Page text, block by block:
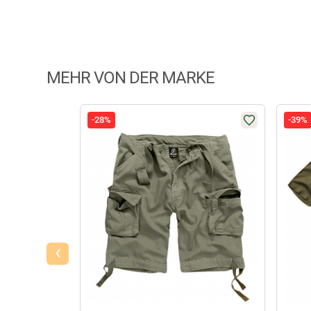
MEHR VON DER MARKE
-28% -39%
‹